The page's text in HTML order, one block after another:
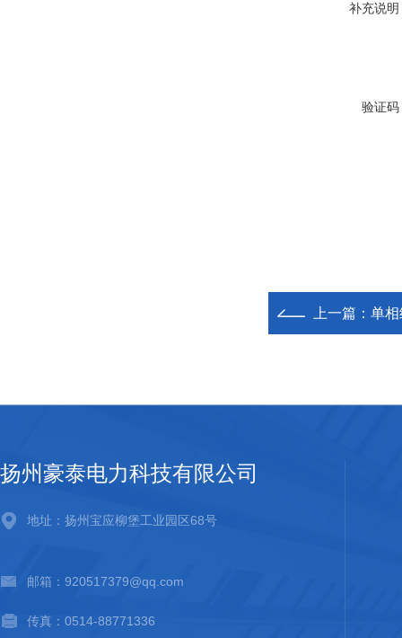
补充说明
验证码
上一篇： 单
扬州豪泰电力科技有限公司
地址：扬州宝应柳堡工业园区68号
邮箱：920517379@qq.com
传真：0514-88771336